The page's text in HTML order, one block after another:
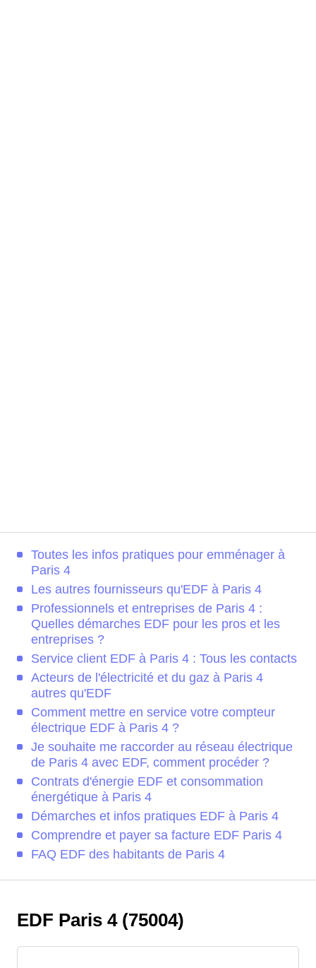
Toutes les infos pratiques pour emménager à
Paris 4
Les autres fournisseurs qu'EDF à Paris 4
Professionnels et entreprises de Paris 4 :
Quelles démarches EDF pour les pros et les
entreprises ?
Service client EDF à Paris 4 : Tous les contacts
Acteurs de l'électricité et du gaz à Paris 4
autres qu'EDF
Comment mettre en service votre compteur
électrique EDF à Paris 4 ?
Je souhaite me raccorder au réseau électrique
de Paris 4 avec EDF, comment procéder ?
Contrats d'énergie EDF et consommation
énergétique à Paris 4
Démarches et infos pratiques EDF à Paris 4
Comprendre et payer sa facture EDF Paris 4
FAQ EDF des habitants de Paris 4
EDF Paris 4 (75004)